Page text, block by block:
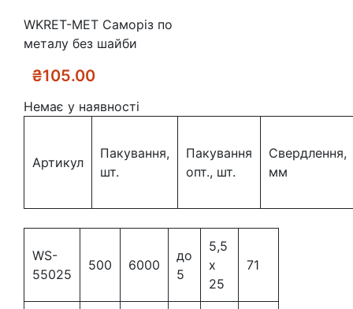
WKRET-MET Саморіз по
металу без шайби
₴105.00
Немає у наявності
Артикул
Пакування,
шт.
Пакування
опт., шт.
Свердлення,
мм
WS-
55025
500 6000
до
5
5,5
x
25
71